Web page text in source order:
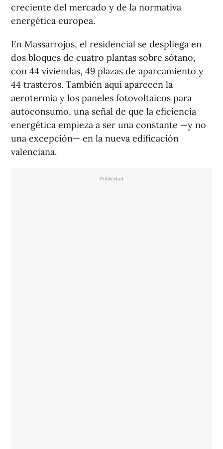
creciente del mercado y de la normativa
energética europea.
En Massarrojos, el residencial se despliega en
dos bloques de cuatro plantas sobre sótano,
con 44 viviendas, 49 plazas de aparcamiento y
44 trasteros. También aquí aparecen la
aerotermia y los paneles fotovoltaicos para
autoconsumo, una señal de que la eficiencia
energética empieza a ser una constante —y no
una excepción— en la nueva edificación
valenciana.